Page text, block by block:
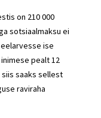
on 210 000
sotsiaalmaksu ei
ise
pealt 12
saaks sellest
raviraha